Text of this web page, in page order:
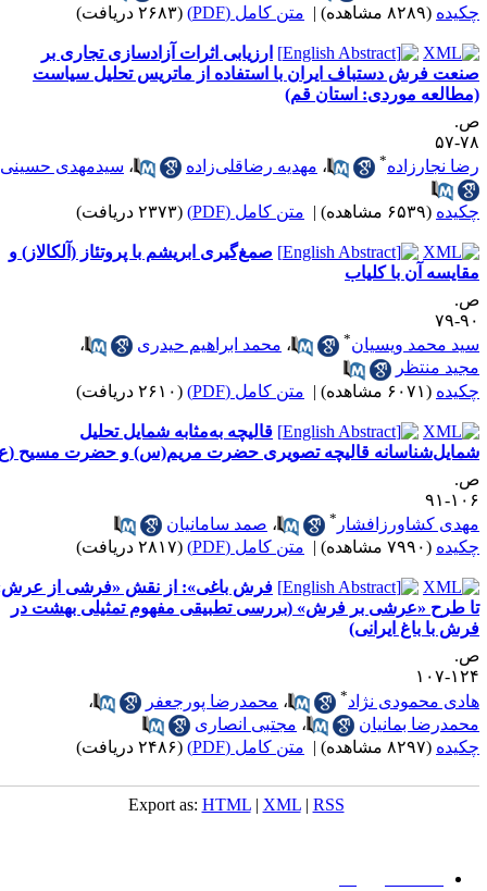
(۸۲۸۹ مشاهده) | متن کامل (PDF) (۲۶۸۳ دریافت)
ارزیابی اثرات آزادسازی تجاری بر
فرش دستباف ایران با استفاده از ماتریس تحلیل سیاست
موردی: استان قم)
۵۷
نجارزاده
،مهدیه رضاقلی‌زاده ،سیدمهدی حسینی
(۶۵۳۹ مشاهده) | متن کامل (PDF) (۲۳۷۳ دریافت)
صمغ‌گیری ابریشم با پروتئاز (آلکالاز) و
آن با کلیاب
۷۹
محمد ویسیان * ،محمد ابراهیم حیدری
،
منتظر
(۶۰۷۱ مشاهده) | متن کامل (PDF) (۲۶۱۰ دریافت)
قالیچه به‌مثابه شمایل تحلیل
قالیچه تصویری حضرت مریم(س) و حضرت مسیح (ع)
۹۱
کشاورزافشار* ،صمد سامانیان
(۷۹۹۰ مشاهده) | متن کامل (PDF) (۲۸۱۷ دریافت)
فرش باغی»: از نقش «فرشی از عرش»
طرح «عرشی بر فرش» (بررسی تطبیقی مفهوم تمثیلی بهشت در
با باغ ایرانی)
۱۰۷
محمودی نژاد * ،محمدرضا پورجعفر
،
بمانیان
،مجتبی انصاری
(۸۲۹۷ مشاهده) | متن کامل (PDF) (۲۴۸۶ دریافت)
Export as:HTML |XML|RSS
دانشگاه بیرجند